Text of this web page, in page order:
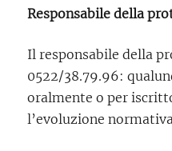
Responsabile della
Il responsabile della
0522/38.79.96:
oralmente o per
l’evoluzione